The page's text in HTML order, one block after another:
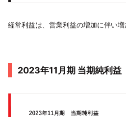
経常利益は、営業利益の増加に伴い増
2023年11月期 当期純利益